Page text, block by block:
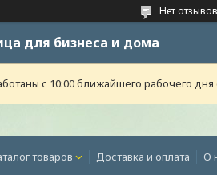
Нет
для бизнеса и дома
с 10:00 ближайшего рабочего дня
товаров Доставка и оплата О